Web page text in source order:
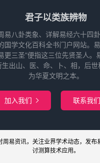
君子以类族辨物
易八卦类象、详解易经六十四
国学文化百科全书门户网站。
更三圣”便指这三位先贤圣人。
出山、医、命、卜、相，后世
为华夏文明之本。
加入我们  联系我们
周易资讯，关注业界学术动态，发布
讨测算技术应用。